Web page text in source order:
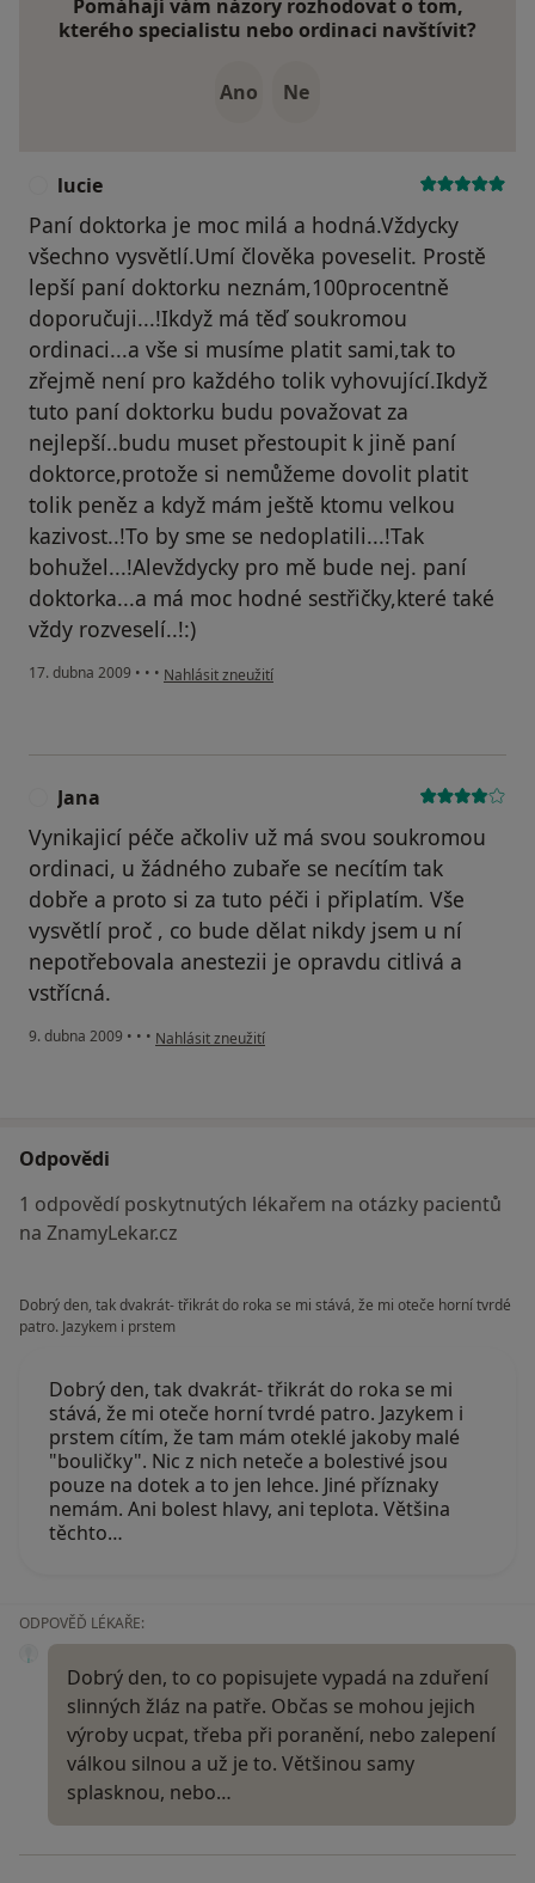
Pomáhají vám názory rozhodovat o tom,
kterého specialistu nebo ordinaci navštívit?
Ano Ne
lucie
Paní doktorka je moc milá a hodná.Vždycky
všechno vysvětlí.Umí člověka poveselit. Prostě
lepší paní doktorku neznám,100procentně
doporučuji...!Ikdyž má těď soukromou
ordinaci...a vše si musíme platit sami,tak to
zřejmě není pro každého tolik vyhovující.Ikdyž
tuto paní doktorku budu považovat za
nejlepší..budu muset přestoupit k jině paní
doktorce,protože si nemůžeme dovolit platit
tolik peněz a když mám ještě ktomu velkou
kazivost..!To by sme se nedoplatili...!Tak
bohužel...!Alevždycky pro mě bude nej. paní
doktorka...a má moc hodné sestřičky,které také
vždy rozveselí..!:)
17. dubna 2009 • • • podle názoru uživatele lucie
Nahlásit zneužití
Jana
Vynikajicí péče ačkoliv už má svou soukromou
ordinaci, u žádného zubaře se necítím tak
dobře a proto si za tuto péči i připlatím. Vše
vysvětlí proč , co bude dělat nikdy jsem u ní
nepotřebovala anestezii je opravdu citlivá a
vstřícná.
9. dubna 2009 • • • podle názoru uživatele Jana
Nahlásit zneužití
Odpovědi
1 odpovědí poskytnutých lékařem na otázky pacientů
na ZnamyLekar.cz
Dobrý den, tak dvakrát- třikrát do roka se mi stává, že mi oteče horní tvrdé
patro. Jazykem i prstem
Dobrý den, tak dvakrát- třikrát do roka se mi
stává, že mi oteče horní tvrdé patro. Jazykem i
prstem cítím, že tam mám oteklé jakoby malé
"bouličky". Nic z nich neteče a bolestivé jsou
pouze na dotek a to jen lehce. Jiné příznaky
nemám. Ani bolest hlavy, ani teplota. Většina
těchto…
ODPOVĚĎ LÉKAŘE:
Dobrý den, to co popisujete vypadá na zduření
slinných žláz na patře. Občas se mohou jejich
výroby ucpat, třeba při poranění, nebo zalepení
válkou silnou a už je to. Většinou samy
splasknou, nebo…